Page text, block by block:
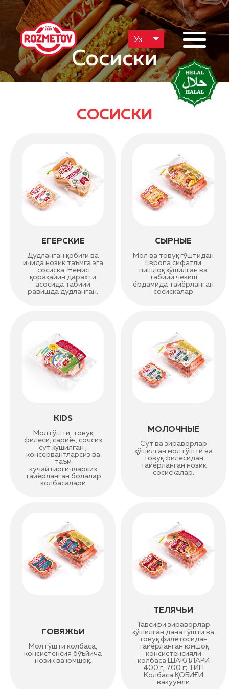
Уз
Сосиски
СОСИСКИ
ЕГЕРСКИЕ
Дудланган қобиғи ва
ичида нозик таъмга эга
сосиска. Немис
қорақайин дарахти
асосида табиий
равишда дудланган.
СЫРНЫЕ
Мол ва товуқ гўштидан
Европа сифатли
пишлоқ қўшилган ва
табиий чекиш
ёрдамида тайёрланган
сосискалар
KIDS
Мол гўшти, товуқ
филеси, сариёғ, соясиз
сут қўшилган ,
консервантларсиз ва
таъм
кучайтиргичларсиз
тайёрланган болалар
колбасалари
МОЛОЧНЫЕ
Сут ва зираворлар
қўшилган мол гўшти ва
товуқ филесидан
тайёрланган нозик
сосискалар.
ГОВЯЖЬИ
Мол гўшти колбаса,
консистенсия бўъйича
нозик ва юмшоқ.
ТЕЛЯЧЬИ
Тавсифи зираворлар
қўшилган дана гўшти ва
товуқ филетосидан
тайёрланган юмшоқ
консистенсияли
колбаса ШАКЛЛАРИ
400 г; 700 г; ТИП
Колбаса ҚОБИҒИ
вакуумли